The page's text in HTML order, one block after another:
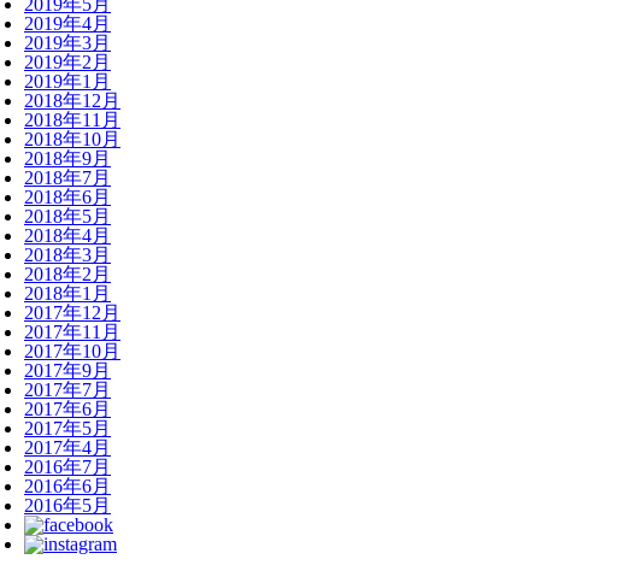
2019年5月
2019年4月
2019年3月
2019年2月
2019年1月
2018年12月
2018年11月
2018年10月
2018年9月
2018年7月
2018年6月
2018年5月
2018年4月
2018年3月
2018年2月
2018年1月
2017年12月
2017年11月
2017年10月
2017年9月
2017年7月
2017年6月
2017年5月
2017年4月
2016年7月
2016年6月
2016年5月